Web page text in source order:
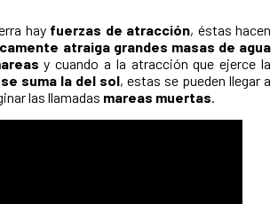
hay fuerzas de atracción, éstas hacen
atraiga grandes masas de agua
y cuando a la atracción que ejerce la
se suma la del sol, estas se pueden llegar a
las llamadas mareas muertas.